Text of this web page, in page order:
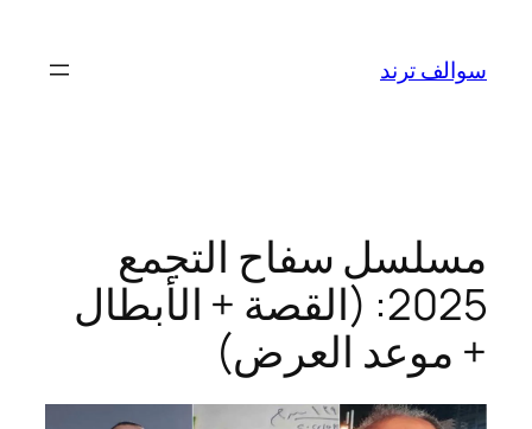
المحتوى
سوالف ترند
مسلسل سفاح التجمع
2025: (القصة + الأبطال
+ موعد العرض)